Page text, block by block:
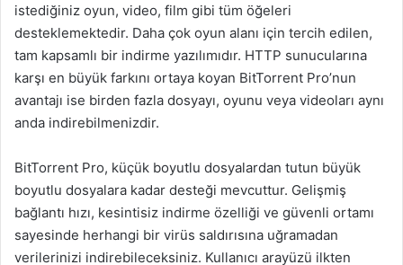
istediğiniz oyun, video, film gibi tüm öğeleri
desteklemektedir. Daha çok oyun alanı için tercih edilen,
tam kapsamlı bir indirme yazılımıdır. HTTP sunucularına
karşı en büyük farkını ortaya koyan BitTorrent Pro’nun
avantajı ise birden fazla dosyayı, oyunu veya videoları aynı
anda indirebilmenizdir.
BitTorrent Pro, küçük boyutlu dosyalardan tutun büyük
boyutlu dosyalara kadar desteği mevcuttur. Gelişmiş
bağlantı hızı, kesintisiz indirme özelliği ve güvenli ortamı
sayesinde herhangi bir virüs saldırısına uğramadan
verilerinizi indirebileceksiniz. Kullanıcı arayüzü ilkten